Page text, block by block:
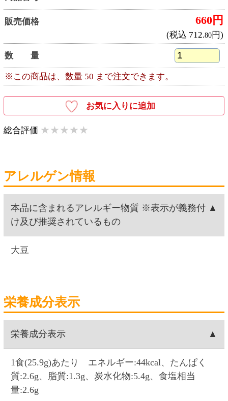
け及び推奨されているもの
大豆
栄養成分表示
質:2.6g、脂質:1.3g、炭水化物:5.4g、食塩相当
商品詳細
名称
即席みそ汁(生みそタイプ)
カップ底面に記載(注文日を含み60日以上の賞味期
限の商品のお届けです)
保存方法
ださい
原材料名